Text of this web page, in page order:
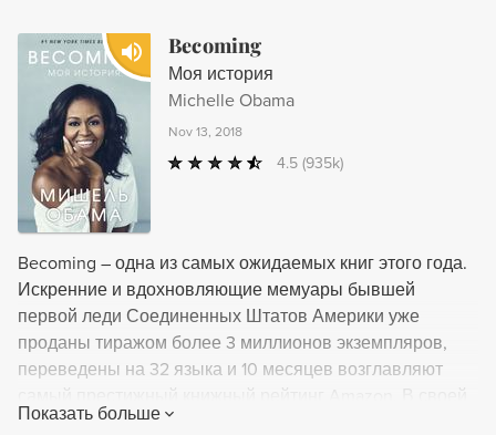
Becoming
Моя история
Michelle Obama
Nov 13, 2018
4.5 (935k)
Becoming – одна из самых ожидаемых книг этого года.
Искренние и вдохновляющие мемуары бывшей
первой леди Соединенных Штатов Америки уже
проданы тиражом более 3 миллионов экземпляров,
переведены на 32 языка и 10 месяцев возглавляют
книге Мишель Обама впервые делится сокровенными
Показать больше